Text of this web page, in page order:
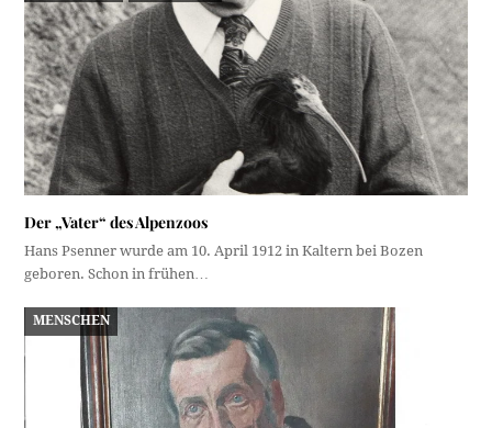
Der „Vater“ des Alpenzoos
Hans Psenner wurde am 10. April 1912 in Kaltern bei Bozen
geboren. Schon in frühen…
MENSCHEN